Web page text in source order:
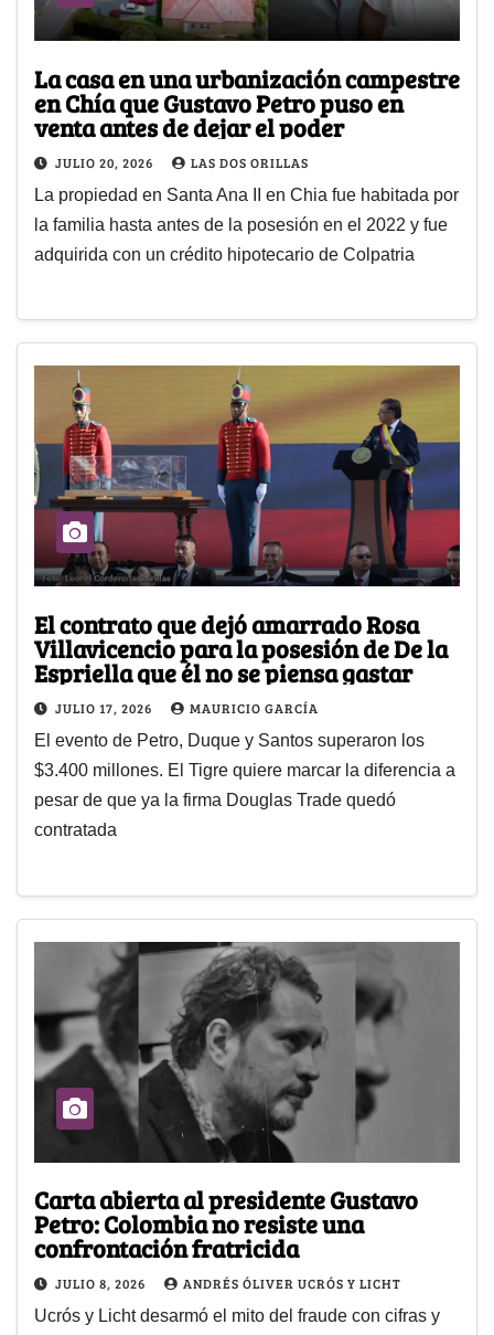
La casa en una urbanización campestre
en Chía que Gustavo Petro puso en
venta antes de dejar el poder
JULIO 20, 2026 LAS DOS ORILLAS
La propiedad en Santa Ana II en Chia fue habitada por
la familia hasta antes de la posesión en el 2022 y fue
adquirida con un crédito hipotecario de Colpatria
El contrato que dejó amarrado Rosa
Villavicencio para la posesión de De la
Espriella que él no se piensa gastar
JULIO 17, 2026 MAURICIO GARCÍA
El evento de Petro, Duque y Santos superaron los
$3.400 millones. El Tigre quiere marcar la diferencia a
pesar de que ya la firma Douglas Trade quedó
contratada
Carta abierta al presidente Gustavo
Petro: Colombia no resiste una
confrontación fratricida
JULIO 8, 2026 ANDRÉS ÓLIVER UCRÓS Y LICHT
Ucrós y Licht desarmó el mito del fraude con cifras y